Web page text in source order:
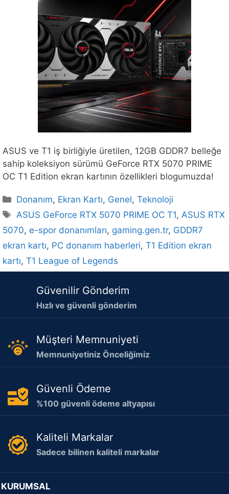
ASUS ve T1 iş birliğiyle üretilen, 12GB GDDR7 belleğe
sahip koleksiyon sürümü GeForce RTX 5070 PRIME
OC T1 Edition ekran kartının özellikleri blogumuzda!
Kategoriler
Donanım, Ekran Kartı, Genel,Teknoloji
Etiketler
ASUS GeForce RTX 5070 PRIME OC T1,ASUS RTX
5070, e-spor donanımları, gaming.gen.tr, GDDR7
ekran kartı, PC donanım haberleri, T1 Edition ekran
kartı, T1 League of Legends
Güvenilir Gönderim
Hızlı ve güvenli gönderim
Müşteri Memnuniyeti
Memnuniyetiniz Önceliğimiz
Güvenli Ödeme
%100 güvenli ödeme altyapısı
Kaliteli Markalar
Sadece bilinen kaliteli markalar
KURUMSAL